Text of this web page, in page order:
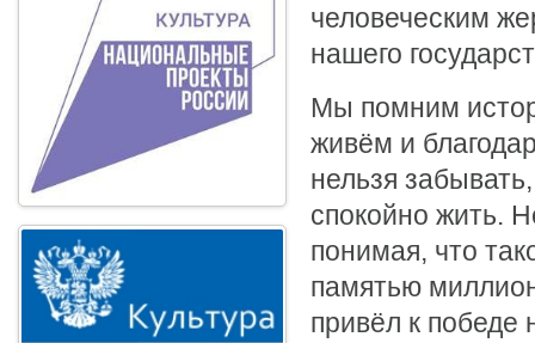
человеческим
нашего
Мы помним
живём и
нельзя
спокойно жить.
понимая, что
памятью
привёл к победе